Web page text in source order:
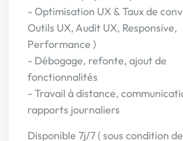
- Optimisation UX & Taux de
Outils UX, Audit UX, Responsive,
Performance )
- Débogage, refonte, ajout de
fonctionnalités
- Travail à distance,
rapports journaliers
Disponible 7j/7 ( sous condition